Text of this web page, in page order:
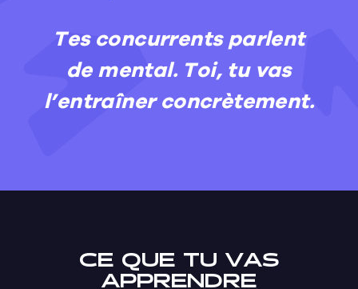
Tes concurrents parlent
de mental. Toi, tu vas
l’entraîner concrètement.
CE QUE TU VAS
APPRENDRE